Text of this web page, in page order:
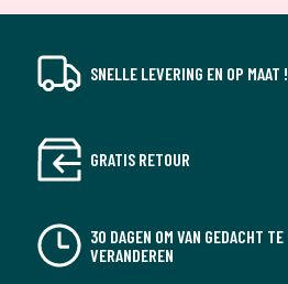
SNELLE LEVERING EN OP MAAT !
GRATIS RETOUR
30 DAGEN OM VAN GEDACHT TE
VERANDEREN